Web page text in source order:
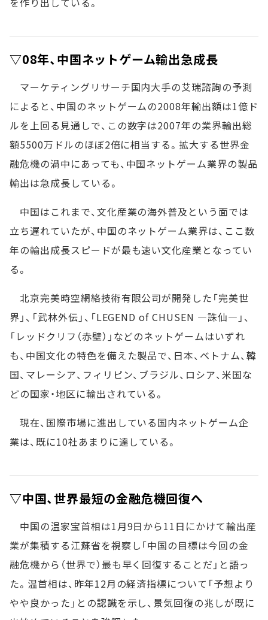
▽08年、中国ネットゲーム輸出急成長
マーケティングリサーチ国内大手の艾瑞諮詢の予測
によると、中国のネットゲームの2008年輸出額は1億ド
ルを上回る見通しで、この数字は2007年の業界輸出総
額5500万ドルのほぼ2倍に相当する。拡大する世界金
融危機の渦中にあっても、中国ネットゲーム業界の製品
輸出は急成長している。
中国はこれまで、文化産業の海外普及という面では
立ち遅れていたが、中国のネットゲーム業界は、ここ数
年の輸出成長スピードが最も速い文化産業となってい
る。
北京完美時空網絡技術有限公司が開発した「完美世
界」、「武林外伝」、「LEGEND of CHUSEN ―誅仙―」、
「レッドクリフ（赤壁）」などのネットゲームはいずれ
も、中国文化の特色を備えた製品で、日本、ベトナム、韓
国、マレーシア、フィリピン、ブラジル、ロシア、米国な
どの国家・地区に輸出されている。
現在、国際市場に進出している国内ネットゲーム企
業は、既に10社あまりに達している。
▽中国、世界最短の金融危機回復へ
中国の温家宝首相は1月9日から11日にかけて輸出産
業が集積する江蘇省を視察し「中国の目標は今回の金
融危機から（世界で）最も早く回復することだ」と語っ
た。温首相は、昨年12月の経済指標について「予想より
やや良かった」との認識を示し、景気回復の兆しが既に